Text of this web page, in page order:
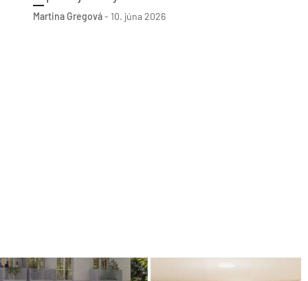
Martina Gregová- 10. júna 2026